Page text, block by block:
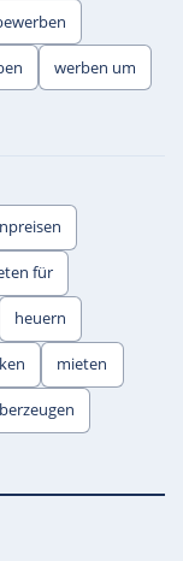
werben um
für
heuern
mieten